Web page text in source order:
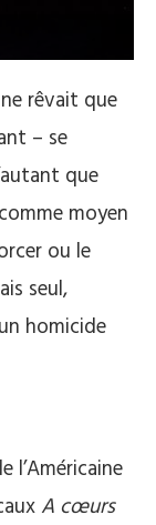
rêvait que
– se
que
moyen
ou le
seul,
homicide
l’Américaine
A cœurs